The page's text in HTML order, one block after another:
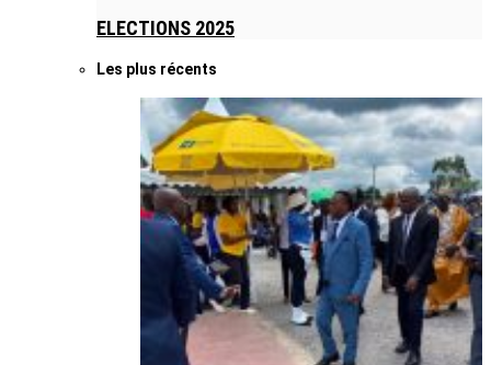
ELECTIONS 2025
Les plus récents